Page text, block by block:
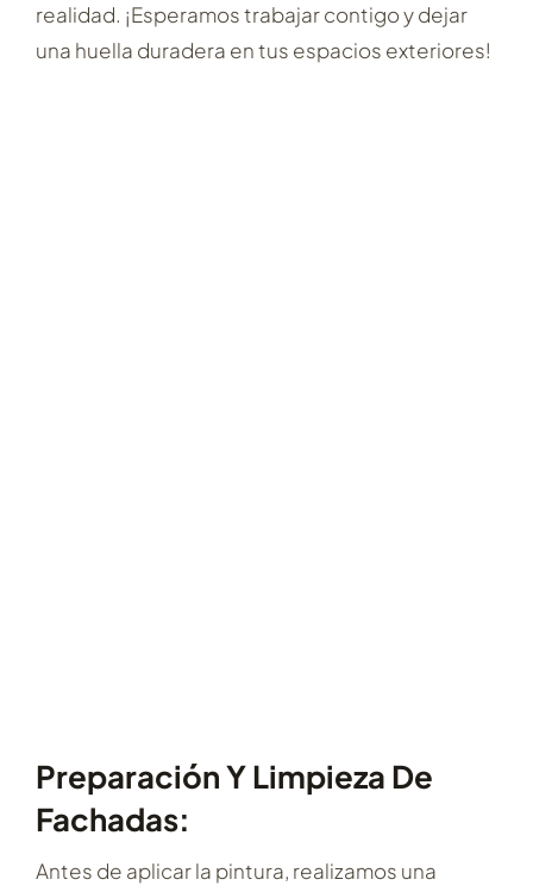
realidad. ¡Esperamos trabajar contigo y dejar
una huella duradera en tus espacios exteriores!
Preparación Y Limpieza De
Fachadas:
Antes de aplicar la pintura, realizamos una